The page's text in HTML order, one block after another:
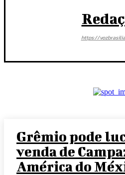
https://
Grêmio pode
venda de
América do